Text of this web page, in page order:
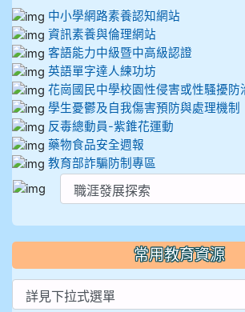
中小學網路素養認知網站
資訊素養與倫理網站
客語能力中級暨中高級認證
英語單字達人練功坊
花崗國民中學校園性侵害或性騷擾防
學生憂鬱及自我傷害預防與處理機制
反毒總動員-紫錐花運動
藥物食品安全週報
教育部詐騙防制專區
常用教育資源